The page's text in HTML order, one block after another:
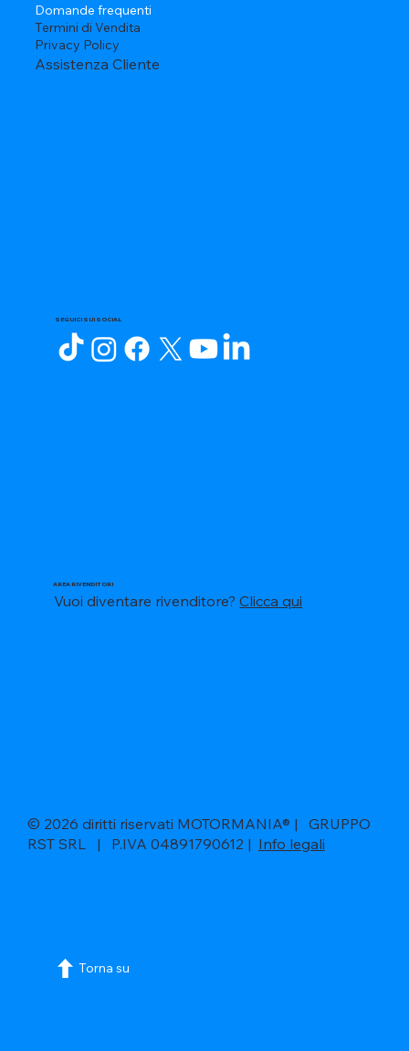
Domande frequenti
Termini di Vendita
Privacy Policy
Assistenza Cliente
SEGUICI SUI SOCIAL
AREA RIVENDITORI
Vuoi diventare rivenditore?Clicca qui
© 2026 diritti riservati MOTORMANIA® | GRUPPO
RST SRL | P.IVA 04891790612 | Info legali
Torna su